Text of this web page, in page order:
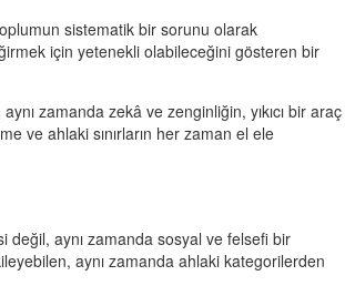
sistematik bir sorunu olarak
için yetenekli olabileceğini gösteren bir
zamanda zekâ ve zenginliğin, yıkıcı bir araç
ve ahlaki sınırların her zaman el ele
aynı zamanda sosyal ve felsefi bir
aynı zamanda ahlaki kategorilerden